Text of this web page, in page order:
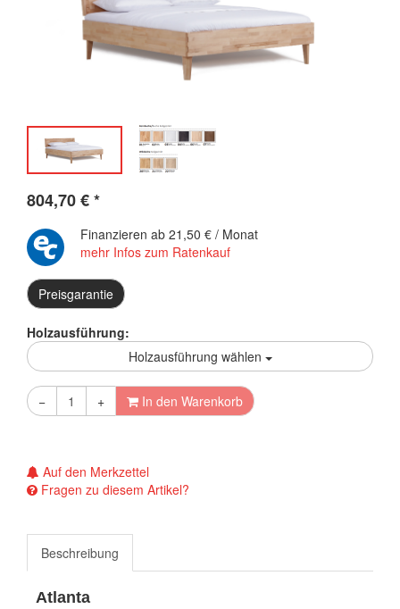
804,70€*
Finanzieren ab 21,50 € / Monat
mehr Infos zum Ratenkauf
Preisgarantie
Holzausführung:
Holzausführung wählen
− + In den Warenkorb
Auf den Merkzettel
Fragen zu diesem Artikel?
Beschreibung
Atlanta